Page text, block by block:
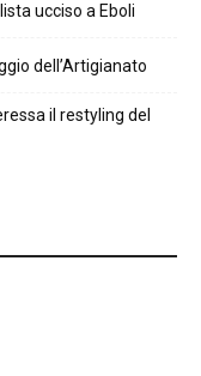
ucciso a Eboli
dell’Artigianato
il restyling del